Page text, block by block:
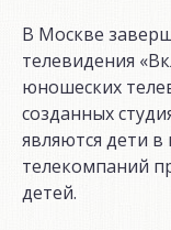
В Москве
телевидения
юношеских
созданных
являются дети в
телекомпаний
детей.